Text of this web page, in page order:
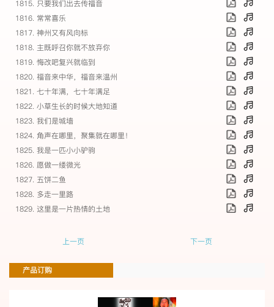
1815. 只要我们出去传福音
1816. 常常喜乐
1817. 神州又有风向标
1818. 主既呼召你就不放弃你
1819. 悔改吧复兴就临到
1820. 福音来中华，福音来温州
1821. 七十年满，七十年满足
1822. 小草生长的时候大地知道
1823. 我们是城墙
1824. 角声在哪里，聚集就在哪里！
1825. 我是一匹小小驴驹
1826. 愿做一缕微光
1827. 五饼二鱼
1828. 多走一里路
1829. 这里是一片热情的土地
上一页 下一页
产品订购